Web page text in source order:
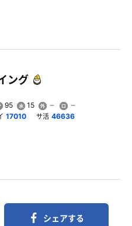
ング
95 15
17010 サ活 46636
シェアする